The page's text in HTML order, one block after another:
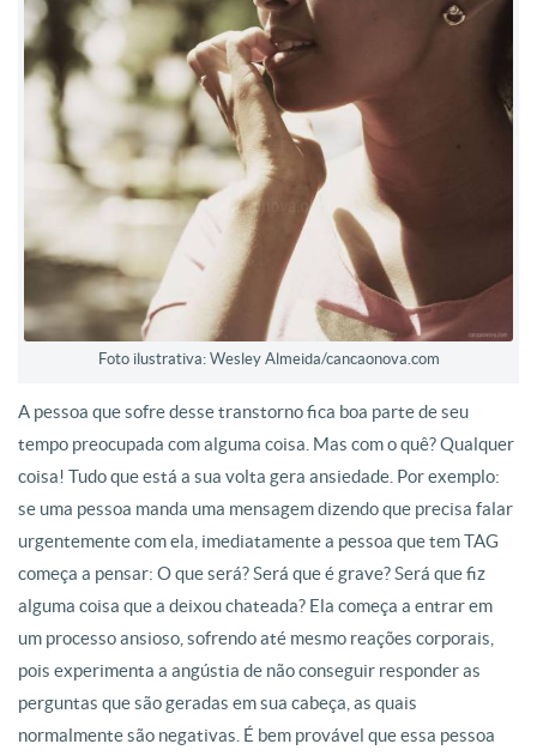
Foto ilustrativa: Wesley Almeida/cancaonova.com
A pessoa que sofre desse transtorno fica boa parte de seu
tempo preocupada com alguma coisa. Mas com o quê? Qualquer
coisa! Tudo que está a sua volta gera ansiedade. Por exemplo:
se uma pessoa manda uma mensagem dizendo que precisa falar
urgentemente com ela, imediatamente a pessoa que tem TAG
começa a pensar: O que será? Será que é grave? Será que fiz
alguma coisa que a deixou chateada? Ela começa a entrar em
um processo ansioso, sofrendo até mesmo reações corporais,
pois experimenta a angústia de não conseguir responder as
perguntas que são geradas em sua cabeça, as quais
normalmente são negativas. É bem provável que essa pessoa